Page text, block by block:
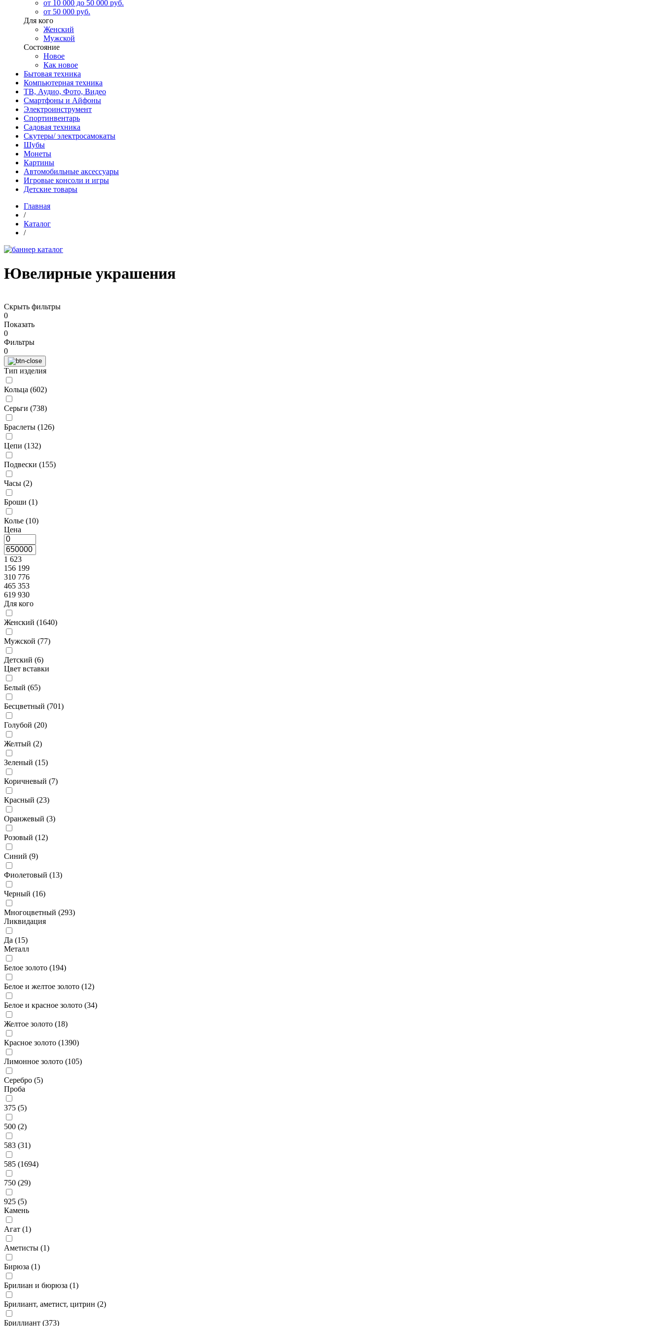
от 10 000 до 50 000 руб.
от 50 000 руб.
Для кого
Женский
Мужской
Состояние
Новое
Как новое
Бытовая техника
Компьютерная техника
ТВ, Аудио, Фото, Видео
Смартфоны и Айфоны
Электроинструмент
Спортинвентарь
Садовая техника
Скутеры/ электросамокаты
Шубы
Монеты
Картины
Автомобильные аксессуары
Игровые консоли и игры
Детские товары
Главная
/
Каталог
/
Ювелирные украшения
Скрыть фильтры
0
Показать
0
Фильтры
0
Тип изделия
Кольца (602)
Серьги (738)
Браслеты (126)
Цепи (132)
Подвески (155)
Часы (2)
Броши (1)
Колье (10)
Цена
1 623
156 199
310 776
465 353
619 930
Для кого
Женский (1640)
Мужской (77)
Детский (6)
Цвет вставки
Белый (65)
Бесцветный (701)
Голубой (20)
Желтый (2)
Зеленый (15)
Коричневый (7)
Красный (23)
Оранжевый (3)
Розовый (12)
Синий (9)
Фиолетовый (13)
Черный (16)
Многоцветный (293)
Ликвидация
Да (15)
Металл
Белое золото (194)
Белое и желтое золото (12)
Белое и красное золото (34)
Желтое золото (18)
Красное золото (1390)
Лимонное золото (105)
Серебро (5)
Проба
375 (5)
500 (2)
583 (31)
585 (1694)
750 (29)
925 (5)
Камень
Агат (1)
Аметисты (1)
Бирюза (1)
Брилиан и бюрюза (1)
Брилиант, аметист, цитрин (2)
Бриллиант (373)